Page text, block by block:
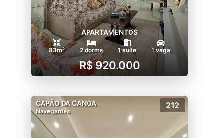
APARTAMENTOS
83m² 2 dorms 1 suíte 1 vaga
R$ 920.000
CAPÃO DA CANOA
Navegantes
212